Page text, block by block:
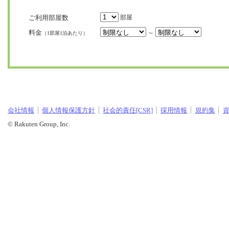
ご利用部屋数 部屋
料金 （1部屋1泊あたり） ～
会社情報 個人情報保護方針 社会的責任[CSR] 採用情報 規約集
© Rakuten Group, Inc.